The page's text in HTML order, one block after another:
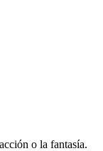
o la fantasía.